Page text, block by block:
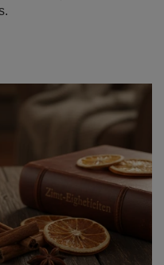
remarquables.
?